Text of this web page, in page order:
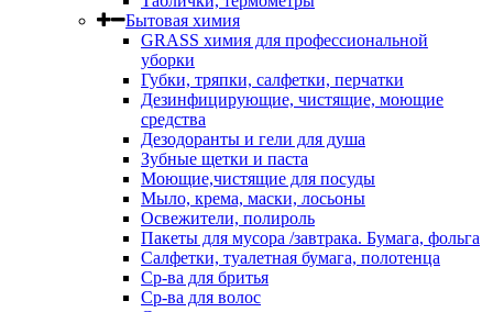
Бытовая химия
GRASS химия для профессиональной
уборки
Губки, тряпки, салфетки, перчатки
Дезинфицирующие, чистящие, моющие
средства
Дезодоранты и гели для душа
Зубные щетки и паста
Моющие,чистящие для посуды
Мыло, крема, маски, лосьоны
Освежители, полироль
Пакеты для мусора /завтрака. Бумага, фольга
Салфетки, туалетная бумага, полотенца
Ср-ва для бритья
Ср-ва для волос